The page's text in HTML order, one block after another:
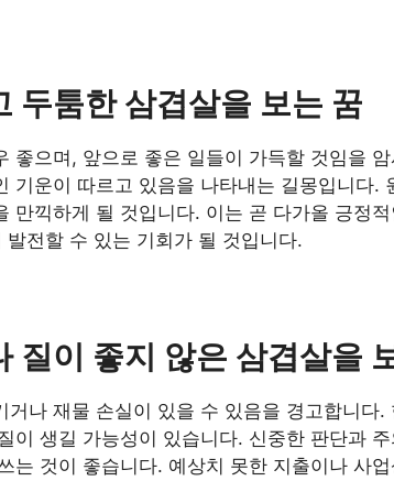
두툼한 삼겹살을 보는 꿈
좋으며, 앞으로 좋은 일들이 가득할 것임을
기운이 따르고 있음을 나타내는 길몽입니다.
만끽하게 될 것입니다. 이는 곧 다가올 긍정
발전할 수 있는 기회가 될 것입니다.
질이 좋지 않은 삼겹살을
거나 재물 손실이 있을 수 있음을 경고합니다
이 생길 가능성이 있습니다. 신중한 판단과
는 것이 좋습니다. 예상치 못한 지출이나 사